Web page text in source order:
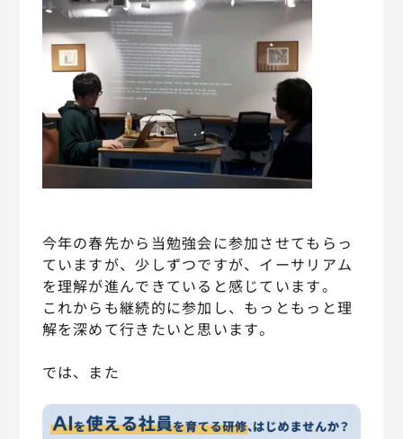
今年の春先から当勉強会に参加させてもらっ
ていますが、少しずつですが、イーサリアム
を理解が進んできていると感じています。
これからも継続的に参加し、もっともっと理
解を深めて行きたいと思います。
では、また